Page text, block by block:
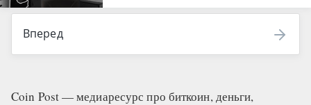
Вперед
Coin Post — медиаресурс про биткоин, деньги,